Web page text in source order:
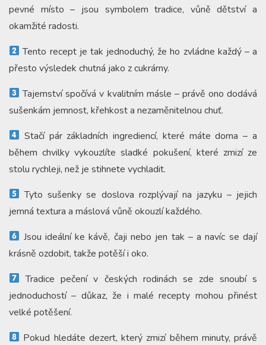
pevné místo – jsou symbolem tradice, vůně dětství a
okamžité radosti.
Tento recept je tak jednoduchý, že ho zvládne každý – a
přesto výsledek chutná jako z cukrárny.
Tajemství spočívá v kvalitním másle – právě ono dodává
sušenkám jemnost, křehkost a nezaměnitelnou chuť.
Stačí pár základních ingrediencí, které máte doma – a
během chvilky vykouzlíte sladké pokušení, které zmizí ze
stolu rychleji, než je stihnete vychladit.
Tyto sušenky se doslova rozplývají na jazyku – jejich
jemná textura a máslová vůně okouzlí každého.
Jsou ideální ke kávě, čaji nebo jen tak – a navíc se dají
krásně ozdobit, takže potěší i oko.
Tradice pečení v českých rodinách se zde snoubí s
jednoduchostí – důkaz, že i malé recepty mohou přinést
velké potěšení.
Pokud hledáte dezert, který zmizí během minuty, právě